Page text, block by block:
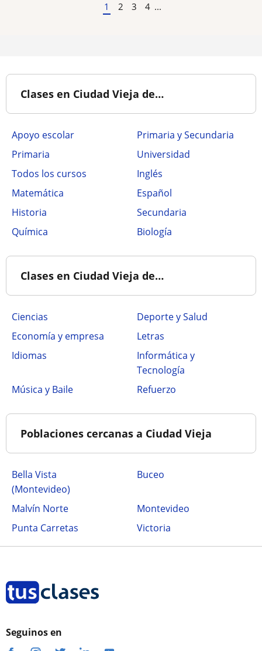
1 2 3 4 ...
Clases en Ciudad Vieja de…
Apoyo escolar
Primaria y Secundaria
Primaria
Universidad
Todos los cursos
Inglés
Matemática
Español
Historia
Secundaria
Química
Biología
Clases en Ciudad Vieja de…
Ciencias
Deporte y Salud
Economía y empresa
Letras
Idiomas
Informática y
Tecnología
Música y Baile
Refuerzo
Poblaciones cercanas a Ciudad Vieja
Bella Vista
(Montevideo)
Buceo
Malvín Norte
Montevideo
Punta Carretas
Victoria
Seguinos en